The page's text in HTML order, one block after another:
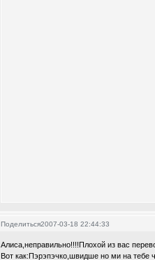
Поделиться2007-03-18 22:44:33
Алиса,неправильно!!!!Плохой из вас
Вот как:Пэрэпэчко,швидше но ми на тебе